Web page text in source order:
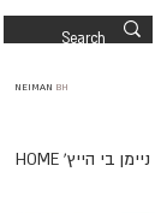
NEIMAN BH
HOME 'ניימן בי הייץ